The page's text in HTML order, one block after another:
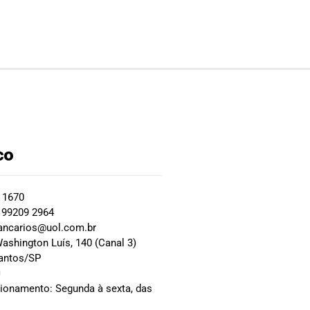
2964
Luís, 140 (Canal 3)
SP
Segunda à sexta, das